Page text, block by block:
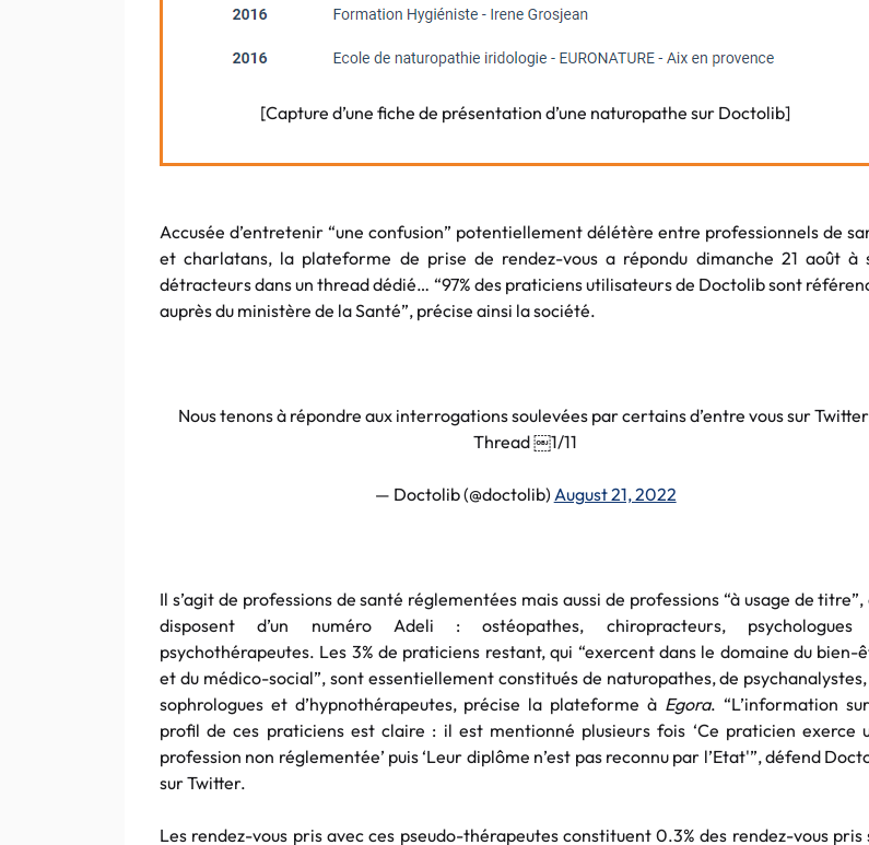
[Capture d’une fiche de présentation d’une naturopathe sur Doctolib]
Accusée d’entretenir “une confusion” potentiellement délétère entre professionnels de
et charlatans, la plateforme de prise de rendez-vous a répondu dimanche 21 août à
détracteurs dans un thread dédié… “97% des praticiens utilisateurs de Doctolib sont
auprès du ministère de la Santé”, précise ainsi la société.
Nous tenons à répondre aux interrogations soulevées par certains d’entre vous sur
Thread ￼1/11
— Doctolib (@doctolib) August 21, 2022
Il s’agit de professions de santé réglementées mais aussi de professions “à usage de titre”,
disposent d’un numéro Adeli : ostéopathes, chiropracteurs,
psychothérapeutes. Les 3% de praticiens restant, qui “exercent dans le domaine du bien-
et du médico-social”, sont essentiellement constitués de naturopathes, de
sophrologues et d’hypnothérapeutes, précise la plateforme à Egora. “L’information
profil de ces praticiens est claire : il est mentionné plusieurs fois ‘Ce praticien exerce
profession non réglementée’ puis ‘Leur diplôme n’est pas reconnu par l’Etat'”, défend
sur Twitter.
Les rendez-vous pris avec ces pseudo-thérapeutes constituent 0.3% des rendez-vous pris